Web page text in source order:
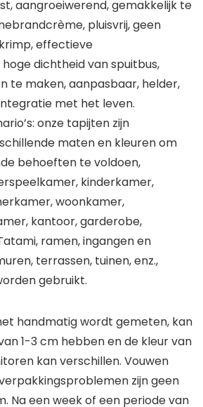
aangroeiwerend, gemakkelijk te
pluisvrij, geen
effectieve
dichtheid van spuitbus,
te maken, aanpasbaar, helder,
met het leven.
onze tapijten zijn
maten en kleuren om
behoeften te voldoen,
kinderkamer,
woonkamer,
kantoor, garderobe,
ramen, ingangen en
terrassen, tuinen, enz.,
gebruikt.
handmatig wordt gemeten, kan
1-3 cm hebben en de kleur van
kan verschillen. Vouwen
zijn geen
Na een week of een periode van